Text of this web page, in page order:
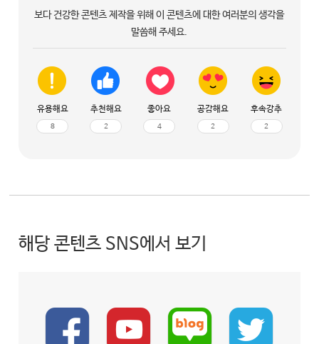
보다 건강한 콘텐츠 제작을 위해 이 콘텐츠에 대한 여러분의 생각을
말씀해 주세요.
유용해요
8
추천해요
2
좋아요
4
공감해요
2
후속강추
2
해당 콘텐츠 SNS에서 보기